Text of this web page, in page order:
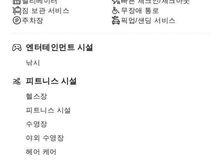
짐 보관 서비스
주차장
무장애 통로
픽업/샌딩 서비스
엔터테인먼트 시설
낚시
피트니스 시설
헬스장
피트니스 시설
수영장
야외 수영장
헤어 케어